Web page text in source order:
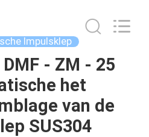
Impulsklep
- ZM - 25
het
van de
SUS304